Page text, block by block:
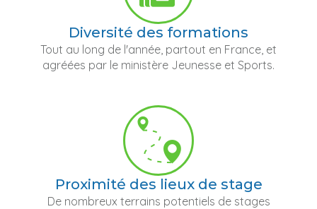
Diversité des formations
Tout au long de l'année, partout en France, et
agréées par le ministère Jeunesse et Sports.
Proximité des lieux de stage
De nombreux terrains potentiels de stages